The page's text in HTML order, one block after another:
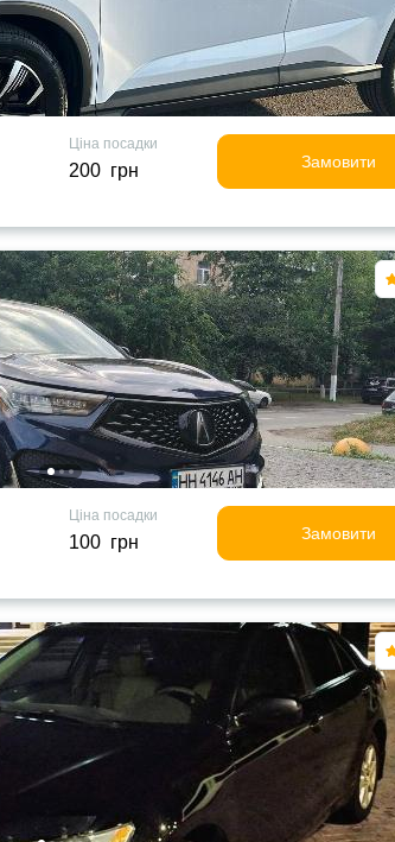
Ціна посадки
200 грн Замовити
Ціна посадки
100 грн Замовити